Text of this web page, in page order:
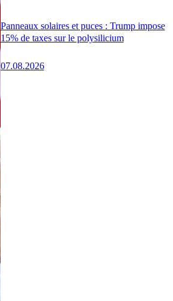
Panneaux solaires et puces : Trump impose
15% de taxes sur le polysilicium
07.08.2026